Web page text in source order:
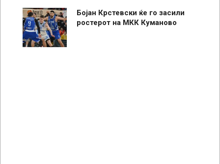
Бојан Крстевски ќе го засили
ростерот на МКК Куманово